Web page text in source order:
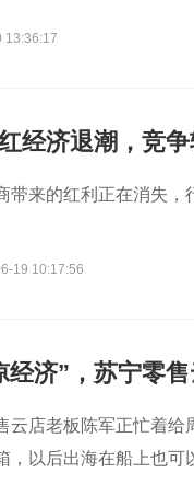
13:36:17
经济退潮，竞
带来的红利正在消失
19 10:17:56
经济”，苏宁零
云店老板陈军正忙着给
，以后出海在船上也可